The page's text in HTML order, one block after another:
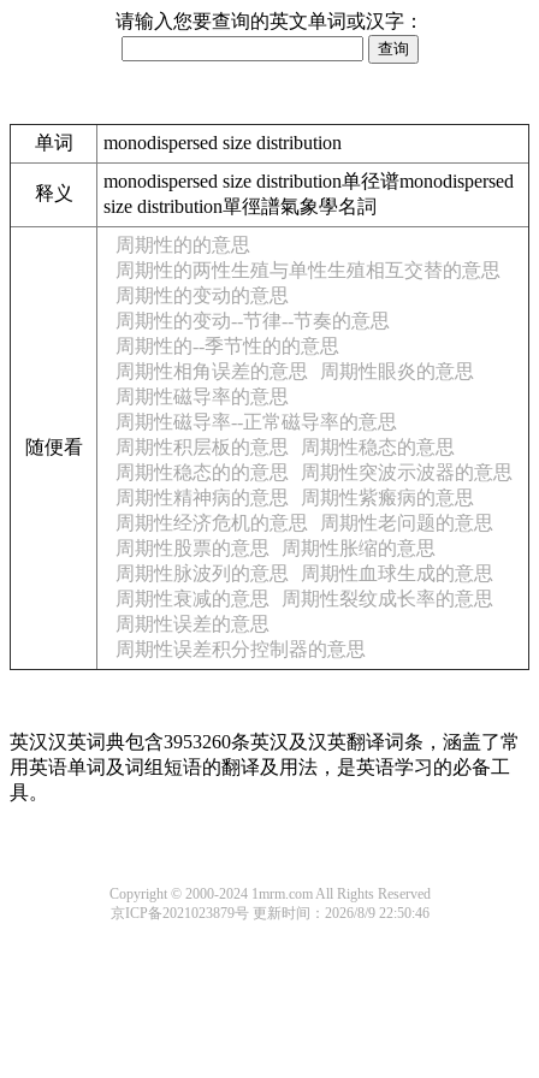
请输入您要查询的英文单词或汉字：
单词 monodispersed size distribution
释义
monodispersed size distribution单径谱monodispersed
size distribution單徑譜氣象學名詞
随便看
周期性的的意思
周期性的两性生殖与单性生殖相互交替的意思
周期性的变动的意思
周期性的变动--节律--节奏的意思
周期性的--季节性的的意思
周期性相角误差的意思
周期性眼炎的意思
周期性磁导率的意思
周期性磁导率--正常磁导率的意思
周期性积层板的意思
周期性稳态的意思
周期性稳态的的意思
周期性突波示波器的意思
周期性精神病的意思
周期性紫瘢病的意思
周期性经济危机的意思
周期性老问题的意思
周期性股票的意思
周期性胀缩的意思
周期性脉波列的意思
周期性血球生成的意思
周期性衰减的意思
周期性裂纹成长率的意思
周期性误差的意思
周期性误差积分控制器的意思
英汉汉英词典包含3953260条英汉及汉英翻译词条，涵盖了常
用英语单词及词组短语的翻译及用法，是英语学习的必备工
具。
Copyright © 2000-2024 1mrm.com All Rights Reserved
京ICP备2021023879号 更新时间：2026/8/9 22:50:46